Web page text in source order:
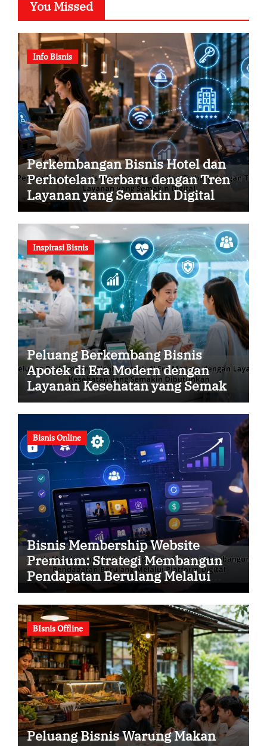
You Missed
Info Bisnis
Perkembangan Bisnis Hotel dan
Perhotelan Terbaru dengan Tren
Layanan yang Semakin Digital
Inspirasi Bisnis
Peluang Berkembang Bisnis
Apotek di Era Modern dengan
Layanan Kesehatan yang Semakin
Dibutuhkan
Bisnis Online
Bisnis Membership Website
Premium: Strategi Membangun
Pendapatan Berulang Melalui
Platform Digital
BIsnis Offline
Peluang Bisnis Warung Makan